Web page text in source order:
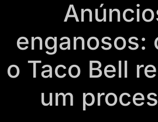
enganosos:
o Taco Bell
um